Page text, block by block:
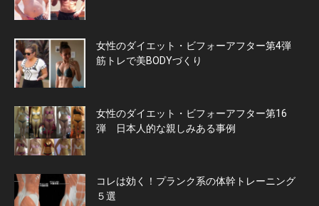
女性のダイエット・ビフォーアフター第4弾
筋トレで美BODYづくり
女性のダイエット・ビフォーアフター第16
弾 日本人的な親しみある事例
コレは効く！プランク系の体幹トレーニング
５選